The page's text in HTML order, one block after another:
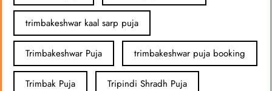
trimbakeshwar kaal sarp puja
Trimbakeshwar Puja trimbakeshwar puja booking
Trimbak Puja Tripindi Shradh Puja